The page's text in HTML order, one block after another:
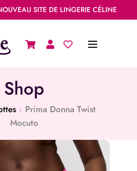
SITE DE LINGERIE CÉLINE
Shop
Prima Donna Twist
Mocuto